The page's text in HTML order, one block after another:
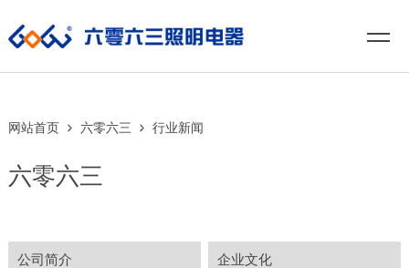
网站首页 六零六三 行业新闻
六零六三
公司简介 企业文化